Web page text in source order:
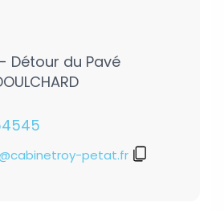
Détour du Pavé
petat.fr